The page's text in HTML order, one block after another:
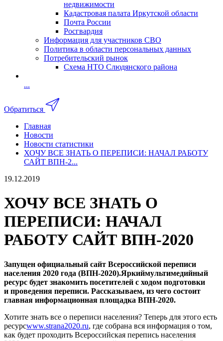
недвижимости
Кадастровая палата Иркутской области
Почта России
Росгвардия
Информация для участников СВО
Политика в области персональных данных
Потребительский рынок
Схема НТО Слюдянского района
...
Обратиться
Главная
Новости
Новости статистики
ХОЧУ ВСЕ ЗНАТЬ О ПЕРЕПИСИ: НАЧАЛ РАБОТУ
САЙТ ВПН-2...
19.12.2019
ХОЧУ ВСЕ ЗНАТЬ О
ПЕРЕПИСИ: НАЧАЛ
РАБОТУ САЙТ ВПН-2020
Запущен официальный сайт Всероссийской переписи
населения 2020 года (ВПН-2020).Яркиймультимедийный
ресурс будет знакомить посетителей с ходом подготовки
и проведения переписи. Рассказываем, из чего состоит
главная информационная площадка ВПН-2020.
Хотите знать все о переписи населения? Теперь для этого есть
ресурсwww.strana2020.ru, где собрана вся информация о том,
как будет проходить Всероссийская перепись населения